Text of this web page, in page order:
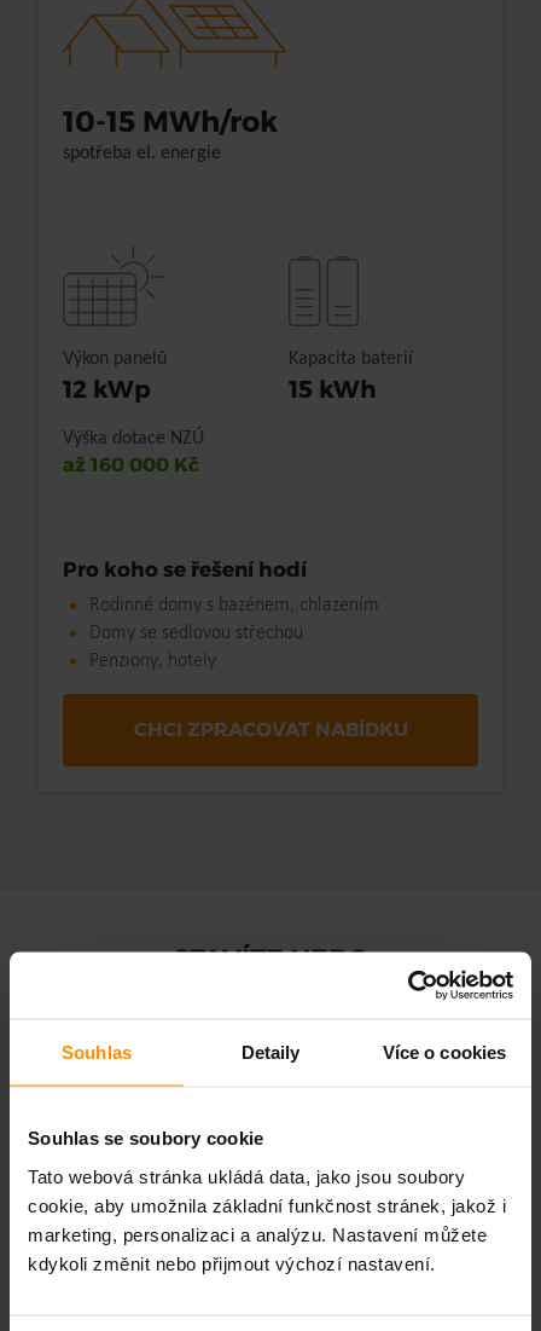
Souhlas Detaily Více o cookies
Souhlas se soubory cookie
Tato webová stránka ukládá data, jako jsou soubory
cookie, aby umožnila základní funkčnost stránek, jakož i
marketing, personalizaci a analýzu. Nastavení můžete
kdykoli změnit nebo přijmout výchozí nastavení.
10-15 MWh/rok
spotřeba el. energie
Výkon panelů
12 kWp
Kapacita baterií
15 kWh
Výška dotace NZÚ
až 160 000 Kč
Pro koho se řešení hodí
Rodinné domy s bazénem, chlazením
Domy se sedlovou střechou
Penziony, hotely
CHCI ZPRACOVAT NABÍDKU
STAVÍTE NEBO